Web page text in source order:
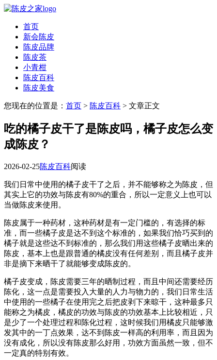
首页
新会陈皮
陈皮品牌
陈皮茶
小青柑
陈皮百科
陈皮美食
您现在的位置是： 首页 > 陈皮百科 > 文章正文
吃的橘子皮干了是陈皮吗，橘子皮怎么变
成陈皮？
2026-02-25陈皮百科阅读
我们日常中使用的橘子皮干了之后，并不能够称之为陈皮，但
其实上它的功效与陈皮有80%的重合，所以一定意义上也可以
当做陈皮来使用。
陈皮属于一种药材，这种药材是有一定门槛的，有选择的标
准，而一些橘子皮是达不到这个标准的，如果我们恰巧买到的
橘子就是这些达不到标准的，那么我们用这些橘子皮晒出来的
陈皮，基本上也是跟普通的橘皮没有任何差别，而且橘子皮并
非是摘下来晒干了就能够变成陈皮的。
橘子皮变成，陈皮需要三年的晒制过程，而且中间还需要经历
陈化，这一点是需要投入大量的人力与物力的，我们日常生活
中使用的一些橘子在使用完之后把皮剥下来晾干，这种最多只
能称之为橘皮，橘皮的功效与陈皮的功效基本上比较相近，只
是少了一个处理过程和陈化过程，这时候我们用橘皮只能够激
发其中的一丁点效果，达不到陈皮一样高的利用率，而且因为
没有成化，所以没有陈皮那么好用，功效方面虽然一致，但不
一定真的特别有效。